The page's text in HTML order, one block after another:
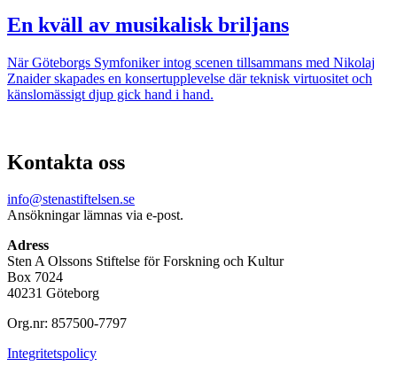
En kväll av musikalisk briljans
När Göteborgs Symfoniker intog scenen tillsammans med Nikolaj
Znaider skapades en konsertupplevelse där teknisk virtuositet och
känslomässigt djup gick hand i hand.
Kontakta oss
info@stenastiftelsen.se
Ansökningar lämnas via e-post.
Adress
Sten A Olssons Stiftelse för Forskning och Kultur
Box 7024
40231 Göteborg
Org.nr: 857500-7797
Integritetspolicy